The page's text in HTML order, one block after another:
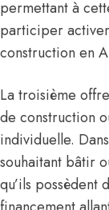
permettant à
participer
construction en
La troisième
de construction
individuelle.
souhaitant bâtir
qu’ils possèdent